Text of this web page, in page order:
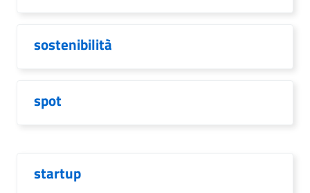
sostenibilità
spot
startup